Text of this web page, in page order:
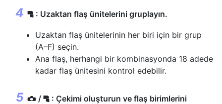
f : Uzaktan flaş ünitelerini gruplayın.
Uzaktan flaş ünitelerinin her biri için bir grup
(A–F) seçin.
Ana flaş, herhangi bir kombinasyonda 18 adede
kadar flaş ünitesini kontrol edebilir.
C / f : Çekimi oluşturun ve flaş birimlerini